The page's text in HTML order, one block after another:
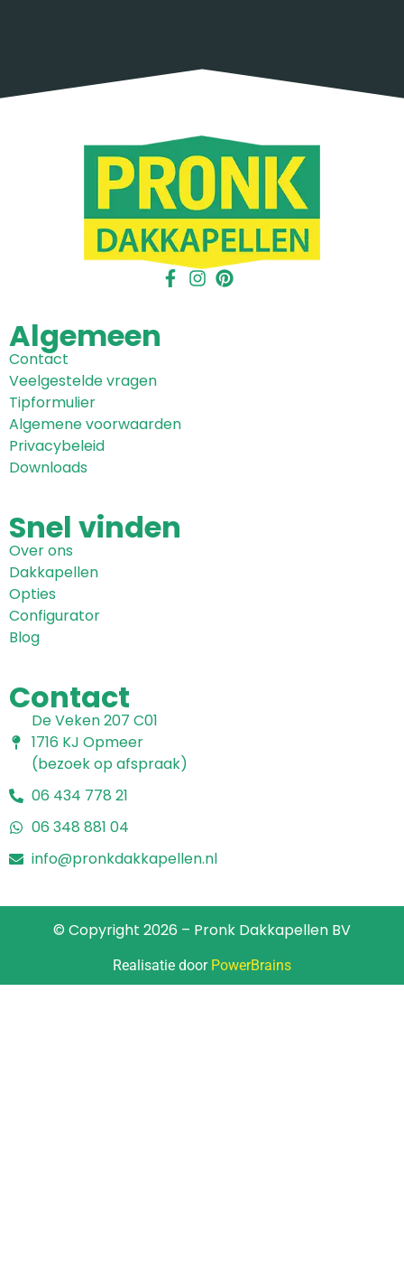
Algemeen
Contact
Veelgestelde vragen
Tipformulier
Algemene voorwaarden
Privacybeleid
Downloads
Snel vinden
Over ons
Dakkapellen
Opties
Configurator
Blog
Contact
De Veken 207 C01
1716 KJ Opmeer
(bezoek op afspraak)
06 434 778 21
06 348 881 04
info@pronkdakkapellen.nl
© Copyright 2026 – Pronk Dakkapellen BV
Realisatie door PowerBrains